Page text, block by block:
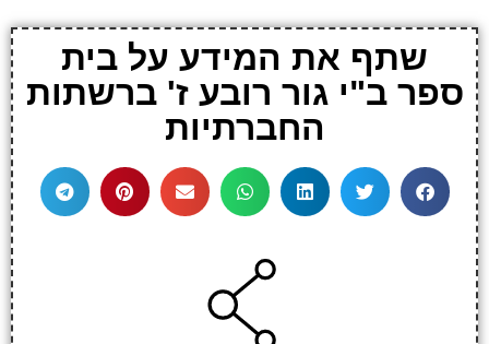
שתף את המידע על בית
ספר ב"י גור רובע ז' ברשתות
החברתיות